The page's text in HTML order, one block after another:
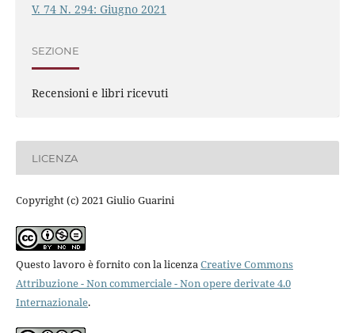
V. 74 N. 294: Giugno 2021
SEZIONE
Recensioni e libri ricevuti
LICENZA
Copyright (c) 2021 Giulio Guarini
Questo lavoro è fornito con la licenza Creative Commons
Attribuzione - Non commerciale - Non opere derivate 4.0
Internazionale.